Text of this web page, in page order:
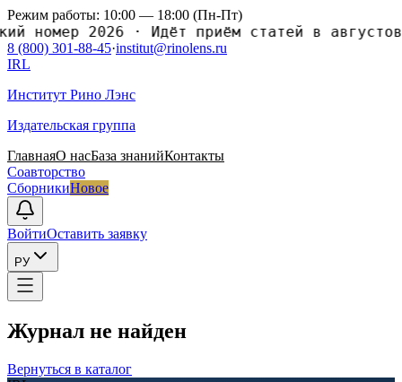
Режим работы: 10:00 — 18:00 (Пн-Пт)
2026·Идёт приём статей в
8 (800) 301-88-45·institut@rinolens.ru
IRL
Институт Рино Лэнс
Издательская группа
ГлавнаяО насБаза знанийКонтакты
Соавторство
СборникиНовое
ВойтиОставить заявку
РУ
Журнал не найден
Вернуться в каталог